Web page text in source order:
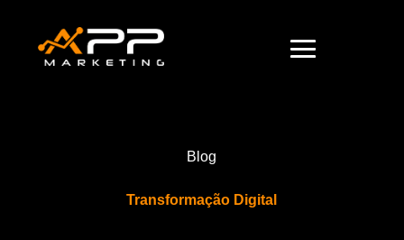
Blog
Transformação Digital